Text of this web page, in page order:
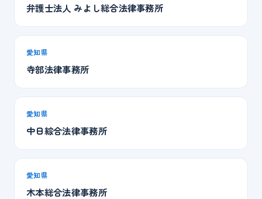
弁護士法人 みよし総合法律事務所
愛知県
寺部法律事務所
愛知県
中日綜合法律事務所
愛知県
木本総合法律事務所